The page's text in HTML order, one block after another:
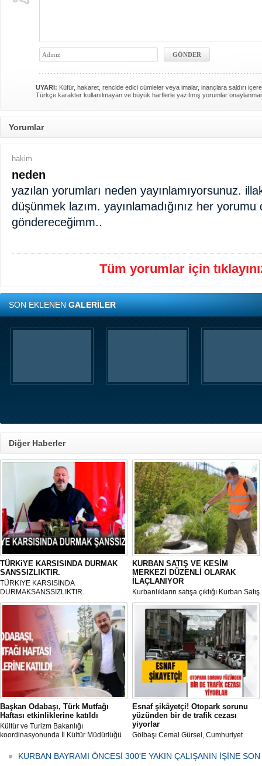
UYARI: Küfür, hakaret, rencide edici cümleler veya imalar, inançlara saldırı
Türkçe karakter kullanılmayan ve büyük harflerle yazılmış yorumlar
Yorumlar
hakim
neden
yazılan yorumları neden yayınlamıyorsunuz.
düşünmek lazım. yayınlamadığınız her
göndereceğimm..
Tüm yorumlar için
SON EKLENENGALERİLER
Diğer Haberler
TÜRKiYE KARSISINDA DURMAK
SANSSIZLIKTIR.
TÜRKIYE KARSISINDA
DURMAKSANSSIZLIKTIR.
KURBAN SATIŞ VE KESİM
MERKEZİ DÜZENLİ OLARAK
İLAÇLANIYOR
Kurbanlıkların satışa çıktığı Kurban Satış
ve Kesim Merkezi, haşere ve
mikropların önüne geçilmesi amacıyla
her gün Gölbaşı Belediyesi ekipleri
tarafından düzenli olarak ilaçlanıyor.
Başkan Odabaşı, Türk Mutfağı
Haftası etkinliklerine katıldı
Kültür ve Turizm Bakanlığı
koordinasyonunda İl Kültür Müdürlüğü
Haftası" etkinlikleri Ankara'da devam
ediyor.
Esnaf şikâyetçi! Otopark sorunu
yüzünden bir de trafik cezası
yiyorlar
Gölbaşı Cemal Gürsel, Cumhuriyet
bulunan esnaf ve alışverişe gelen
vatandaşlar park cezaları yüzünden
KURBAN BAYRAMI ÖNCESİ 300'E YAKIN ÇALIŞANIN İŞİNE
Koltuk öncesi
60'lı yıllarda Konya'dan
yerleşen Şimşek
olan, tam bir çevre ve doğa
Ercan Şimşek, bugün
hikayesiyle herkese